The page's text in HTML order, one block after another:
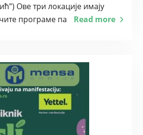
Ове три локације имају
програме па
Read more